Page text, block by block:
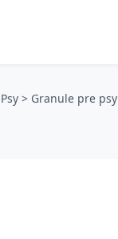
> Granule pre psy